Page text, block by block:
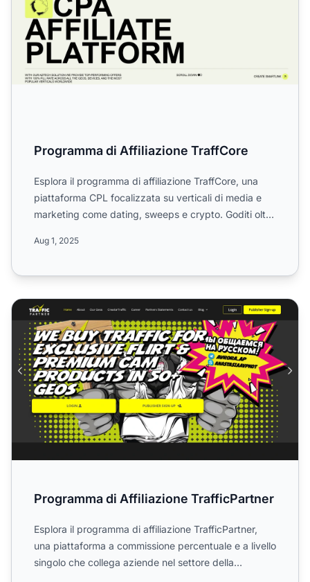
Programma di Affiliazione TraffCore
Esplora il programma di affiliazione TraffCore, una
piattaforma CPL focalizzata su verticali di media e
marketing come dating, sweeps e crypto. Goditi oltre
Aug 1, 2025
Programma di Affiliazione TrafficPartner
Programma di Affiliazione TrafficPartner
Esplora il programma di affiliazione TrafficPartner,
una piattaforma a commissione percentuale e a livello
singolo che collega aziende nel settore della